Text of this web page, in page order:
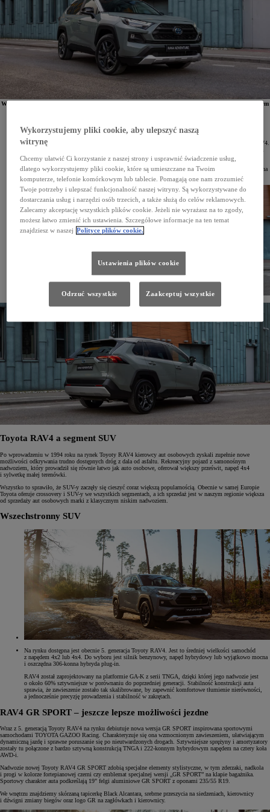
W 2022 roku najpopularniejszym SUV-em na świecie była
. Salony marki opuściło w tym
Analitycy portalu focus2move.com przeanalizowali dane o rejestracjach publikowane przez
odpowiednie władze w 162 krajach i przedstawili ranking najpopularniejszych SUV-ów na świecie
w 2022 roku. Na jego czele z liczbą 871 513 sprzedanych samochodów uplasowała się Toyota RAV4.
rynku motoryzacyjnym.
RAV4 jest najpopularniejszym SUV-em na świecie nieprzerwanie od 2017 roku. W 2020 roku łączna
sprzedaż tego modelu przekroczyła 10 mln samochodów.
Toyota RAV4 a segment SUV
Po wprowadzeniu w 1994 roku na rynek Toyoty RAV4 kierowcy aut osobowych zyskali zupełnie nowe
możliwości odkrywania trudno dostępnych dróg z dala od asfaltu. Rekreacyjny pojazd z samonośnym
nadwoziem, który prowadził się równie łatwo jak auto osobowe, oferował większy prześwit, napęd 4x4
i sylwetkę małej terenówki.
Wszystko to sprawiło, że SUV-y zaczęły się cieszyć coraz większą popularnością. Obecnie w samej Europie
Toyota oferuje crossovery i SUV-y we wszystkich segmentach, a ich sprzedaż jest w naszym regionie większa
od sprzedaży aut osobowych marki z klasycznym niskim nadwoziem.
Wszechstronny SUV
Na rynku dostępna jest obecnie 5. generacja Toyoty RAV4. Jest to średniej wielkości samochód
z napędem 4x2 lub 4x4. Do wyboru jest silnik benzynowy, napęd hybrydowy lub wyjątkowo mocna
i oszczędna 306-konna hybryda plug-in.
RAV4 został zaprojektowany na platformie GA-K z serii TNGA, dzięki której jego nadwozie jest
o około 60% sztywniejsze w porównaniu do poprzedniej generacji. Stabilność konstrukcji auta
sprawia, że zawieszenie zostało tak skalibrowane, by zapewnić komfortowe tłumienie nierówności,
a jednocześnie precyzję prowadzenia i stabilność w zakrętach.
RAV4 GR SPORT – jeszcze lepsze możliwości jezdne
Wraz z 5. generacją Toyoty RAV4 na rynku debiutuje nowa wersja GR SPORT inspirowana sportowymi
samochodami TOYOTA GAZOO Racing. Charakteryzuje się ona wzmocnionym zawieszeniem, ułatwiającym
dynamiczną jazdę i sprawne poruszanie się po nieutwardzonych drogach. Sztywniejsze sprężyny i amortyzatory
zostały tu połączone z bardzo sztywną konstrukcją TNGA i 222-konnym hybrydowym napędem na cztery koła
AWD-i.
Nadwozie nowej Toyoty RAV4 GR SPORT zdobią specjalne elementy stylistyczne, w tym zderzaki, nadkola
i progi w kolorze fortepianowej czerni czy emblemat specjalnej wersji „GR SPORT” na klapie bagażnika.
Sportowy charakter auta podkreślają 19" felgi aluminiowe GR SPORT z oponami 235/55 R19.
We wnętrzu znajdziemy skórzaną tapicerkę Black Alcantara, srebrne przeszycia na siedzeniach, kierownicy
i dźwigni zmiany biegów oraz logo GR na zagłówkach i kierownicy.
Wykorzystujemy pliki cookie, aby ulepszyć naszą
witrynę
Chcemy ułatwić Ci korzystanie z naszej strony i usprawnić świadczenie usług,
dlatego wykorzystujemy pliki cookie, które są umieszczane na Twoim
komputerze, telefonie komórkowym lub tablecie. Pomagają one nam zrozumieć
Twoje potrzeby i ulepszać funkcjonalność naszej witryny. Są wykorzystywane do
dostarczania usług i narzędzi osób trzecich, a także służą do celów reklamowych.
Zalecamy akceptację wszystkich plików cookie. Jeżeli nie wyrażasz na to zgody,
możesz łatwo zmienić ich ustawienia. Szczegółowe informacje na ten temat
znajdziesz w naszej Polityce plików cookie.
Ustawienia plików cookie
Odrzuć wszystkie Zaakceptuj wszystkie